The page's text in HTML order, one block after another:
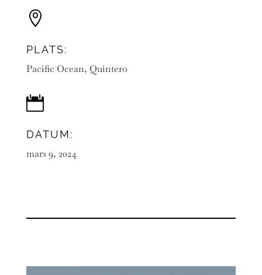

PLATS:
Pacific Ocean, Quintero

DATUM:
mars 9, 2024